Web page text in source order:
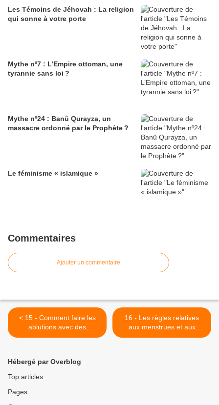
Les Témoins de Jéhovah : La religion
qui sonne à votre porte
Mythe nº7 : L’Empire ottoman, une
tyrannie sans loi ?
Mythe nº24 : Banû Qurayza, un
massacre ordonné par le Prophète ?
Le féminisme « islamique »
Commentaires
Ajouter un commentaire
< 15 - Comment faire les
ablutions avec des
pansements, plâtres ou
16 - Les règles relatives
aux menstrues et aux
lochies >
Hébergé par Overblog
Top articles
Pages